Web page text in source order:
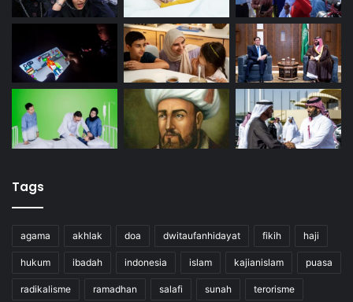
Tags
agama akhlak doa dwitaufanhidayat fikih haji
hukum ibadah indonesia islam kajianislam puasa
radikalisme ramadhan salafi sunah terorisme